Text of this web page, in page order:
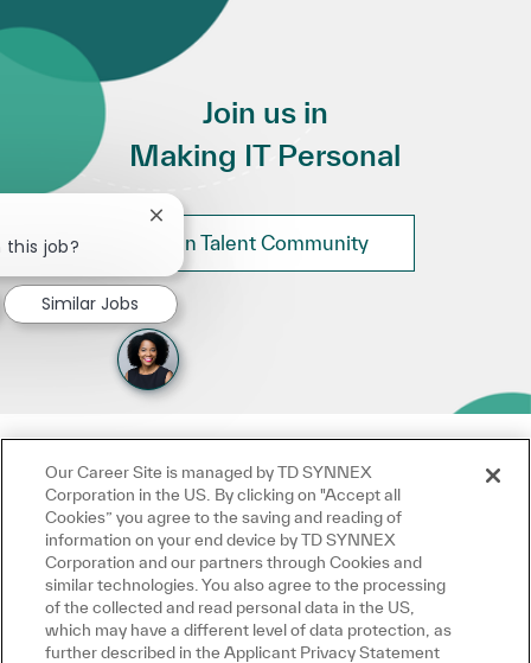
Join us in
Making IT Personal
Join Talent Community
this job?
Close chatbot notification
Similar Jobs
Our Career Site is managed by TD SYNNEX
Corporation in the US. By clicking on "Accept all
Cookies” you agree to the saving and reading of
information on your end device by TD SYNNEX
Corporation and our partners through Cookies and
similar technologies. You also agree to the processing
of the collected and read personal data in the US,
which may have a different level of data protection, as
further described in the Applicant Privacy Statement